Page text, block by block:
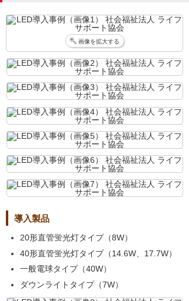
画像を拡大する
導入製品
20形直管蛍光灯タイプ（8W）
40形直管蛍光灯タイプ（14.6W、17.7W）
一般電球タイプ（40W）
ダウンライトタイプ（7W）